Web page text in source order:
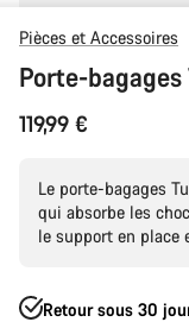
Pièces et Accessoires
Porte-
119,99 €
Le porte-bagages
qui absorbe les
le support en place
Retour sous 30